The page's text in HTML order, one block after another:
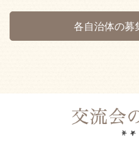
各自治体の募